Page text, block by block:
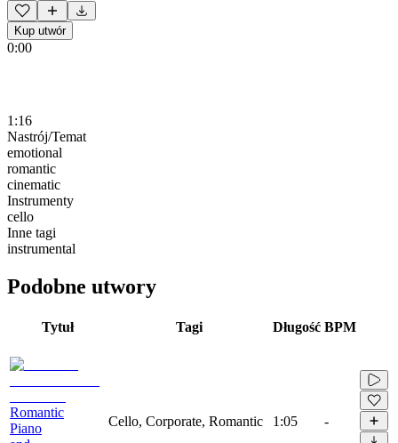
Kup utwór
0:00
1:16
Nastrój/Temat
emotional
romantic
cinematic
Instrumenty
cello
Inne tagi
instrumental
Podobne utwory
Tytuł Tagi Długość BPM
Romantic
Piano
Cello, Corporate, Romantic 1:05 -